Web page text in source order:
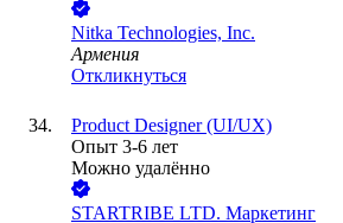
Nitka Technologies, Inc.
Армения
Откликнуться
Product Designer (UI/UX)
Опыт 3-6 лет
Можно удалённо
STARTRIBE LTD. Маркетинг